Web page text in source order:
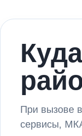
При вызове
сервисы,